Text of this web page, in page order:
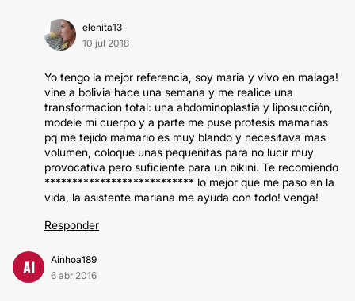
elenita13
10 jul 2018
Yo tengo la mejor referencia, soy maria y vivo en malaga!
vine a bolivia hace una semana y me realice una
transformacion total: una abdominoplastia y liposucción,
modele mi cuerpo y a parte me puse protesis mamarias
pq me tejido mamario es muy blando y necesitava mas
volumen, coloque unas pequeñitas para no lucir muy
provocativa pero suficiente para un bikini. Te recomiendo
*************************** lo mejor que me paso en la
vida, la asistente mariana me ayuda con todo! venga!
Responder
AI
Ainhoa189
6 abr 2016